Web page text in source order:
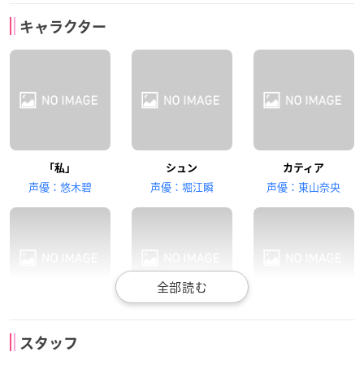
ユーゴー
奥野香耶
フィリメス
田中あいみ
ユーリ
榎木淳弥
ユリウス
ハイリンス・クォー
キャラクター
「私」
声優：悠木碧
シュン
声優：堀江瞬
カティア
声優：東山奈央
声優：石川界人
スタッフ